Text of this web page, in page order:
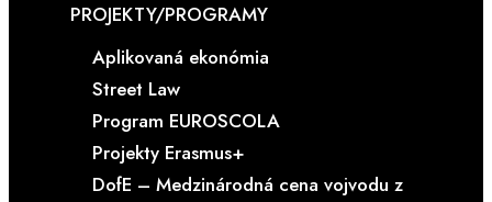
PROJEKTY/PROGRAMY
Aplikovaná ekonómia
Street Law
Program EUROSCOLA
Projekty Erasmus+
DofE – Medzinárodná cena vojvodu z